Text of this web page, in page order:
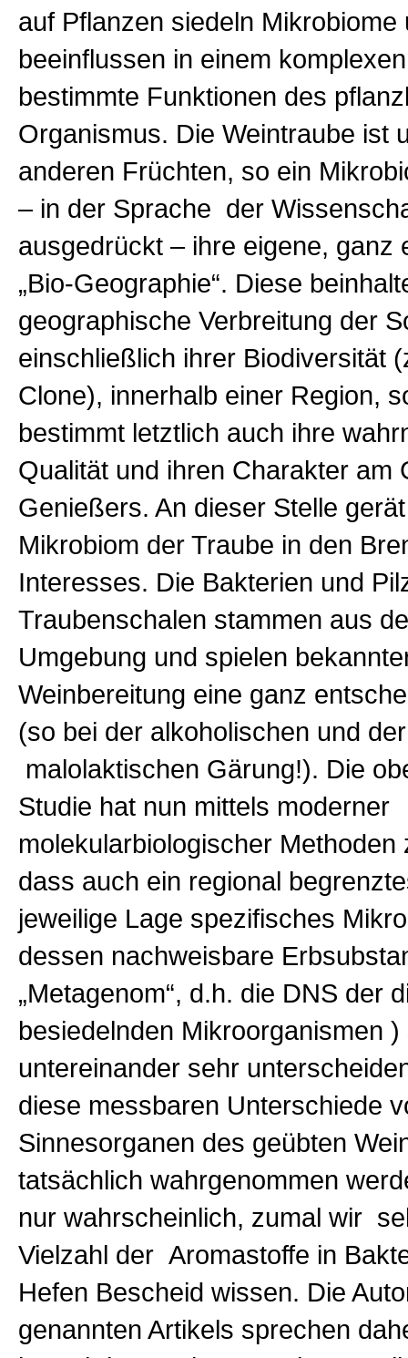
auf Pflanzen siedeln
beeinflussen in einem
bestimmte Funktionen des
Organismus. Die Weintraube ist
anderen Früchten, so ein
– in der Sprache der
ausgedrückt – ihre eigene, ganz
„Bio-Geographie“. Diese
geographische Verbreitung der
einschließlich ihrer Biodiversität
Clone), innerhalb einer Region,
bestimmt letztlich auch ihre
Qualität und ihren Charakter am
Genießers. An dieser Stelle
Mikrobiom der Traube in den
Interesses. Die Bakterien und
Traubenschalen stammen aus
Umgebung und spielen
Weinbereitung eine ganz
(so bei der alkoholischen und der
malolaktischen Gärung!). Die
Studie hat nun mittels moderner
molekularbiologischer Methoden
dass auch ein regional
jeweilige Lage spezifisches
dessen nachweisbare
„Metagenom“, d.h. die DNS der
besiedelnden Mikroorganismen )
untereinander sehr
diese messbaren Unterschiede
Sinnesorganen des geübten
tatsächlich wahrgenommen
nur wahrscheinlich, zumal wir
Vielzahl der Aromastoffe in
Hefen Bescheid wissen. Die
genannten Artikels sprechen